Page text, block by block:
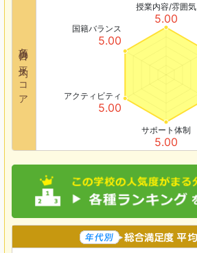
各項目の平均スコア
授業内容/雰囲気
5.00
サポート体制
5.00
アクティビティ
5.00
国籍バランス
5.00